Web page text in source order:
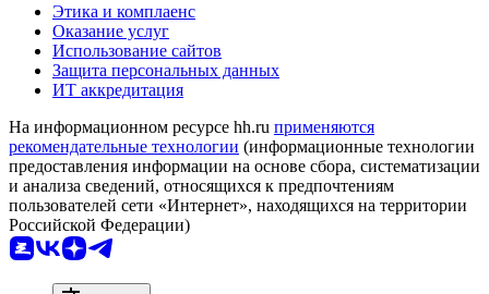
Этика и комплаенс
Оказание услуг
Использование сайтов
Защита персональных данных
ИТ аккредитация
На информационном ресурсе hh.ru применяются
рекомендательные технологии (информационные технологии
предоставления информации на основе сбора, систематизации
и анализа сведений, относящихся к предпочтениям
пользователей сети «Интернет», находящихся на территории
Российской Федерации)